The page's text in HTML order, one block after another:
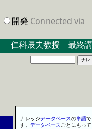
開発 Connected via
仁科辰夫教授 最終
ナレッジデータベースの単語で
す。 データベースごとにもって